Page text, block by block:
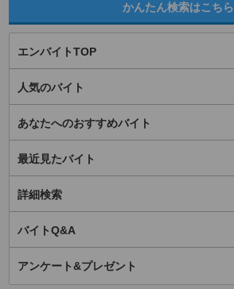
かんたん検索はこちら
エンバイトTOP
人気のバイト
あなたへのおすすめバイト
最近見たバイト
詳細検索
バイトQ&A
アンケート&プレゼント